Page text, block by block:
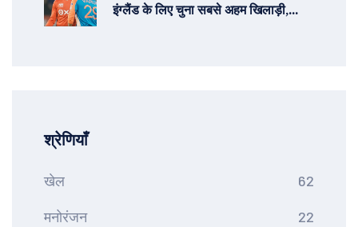
इंग्लैंड के लिए चुना सबसे अहम खिलाड़ी,
श्रेणियाँ
खेल 62
मनोरंजन 22